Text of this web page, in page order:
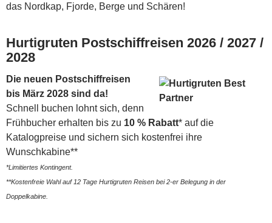
das Nordkap, Fjorde, Berge und Schären!
Hurtigruten Postschiffreisen 2026 / 2027 /
2028
Die neuen Postschiffreisen
bis März 2028 sind da!
Schnell buchen lohnt sich, denn
Frühbucher erhalten bis zu 10 % Rabatt* auf die
Katalogpreise und sichern sich kostenfrei ihre
Wunschkabine**
*Limitiertes Kontingent.
**Kostenfreie Wahl auf 12 Tage Hurtigruten Reisen bei 2-er Belegung in der
Doppelkabine.